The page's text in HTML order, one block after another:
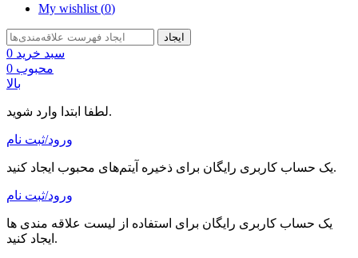
My wishlist (0)
ایجاد
سبد خرید 0
محبوب 0
بالا
لطفا ابتدا وارد شوید.
ورود/ثبت نام
یک حساب کاربری رایگان برای ذخیره آیتم‌های محبوب ایجاد کنید.
ورود/ثبت نام
یک حساب کاربری رایگان برای استفاده از لیست علاقه مندی ها
ایجاد کنید.